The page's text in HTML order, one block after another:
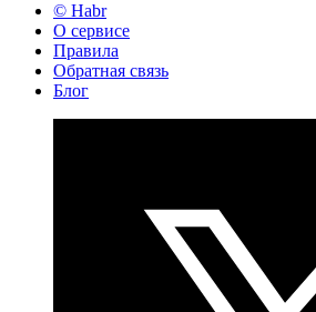
© Habr
О сервисе
Правила
Обратная связь
Блог